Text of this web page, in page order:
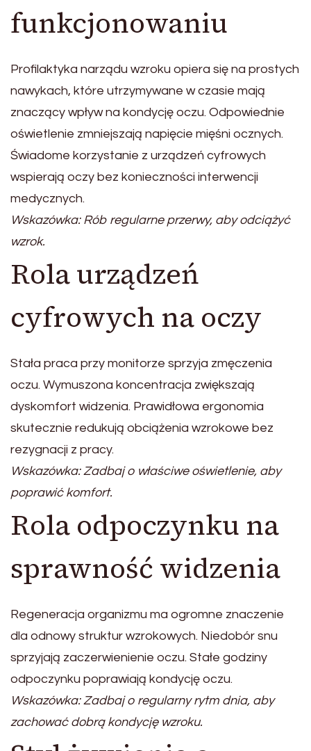
funkcjonowaniu
Profilaktyka narządu wzroku opiera się na prostych
nawykach, które utrzymywane w czasie mają
znaczący wpływ na kondycję oczu. Odpowiednie
oświetlenie zmniejszają napięcie mięśni ocznych.
Świadome korzystanie z urządzeń cyfrowych
wspierają oczy bez konieczności interwencji
medycznych.
Wskazówka: Rób regularne przerwy, aby odciążyć
wzrok.
Rola urządzeń
cyfrowych na oczy
Stała praca przy monitorze sprzyja zmęczenia
oczu. Wymuszona koncentracja zwiększają
dyskomfort widzenia. Prawidłowa ergonomia
skutecznie redukują obciążenia wzrokowe bez
rezygnacji z pracy.
Wskazówka: Zadbaj o właściwe oświetlenie, aby
poprawić komfort.
Rola odpoczynku na
sprawność widzenia
Regeneracja organizmu ma ogromne znaczenie
dla odnowy struktur wzrokowych. Niedobór snu
sprzyjają zaczerwienienie oczu. Stałe godziny
odpoczynku poprawiają kondycję oczu.
Wskazówka: Zadbaj o regularny rytm dnia, aby
zachować dobrą kondycję wzroku.